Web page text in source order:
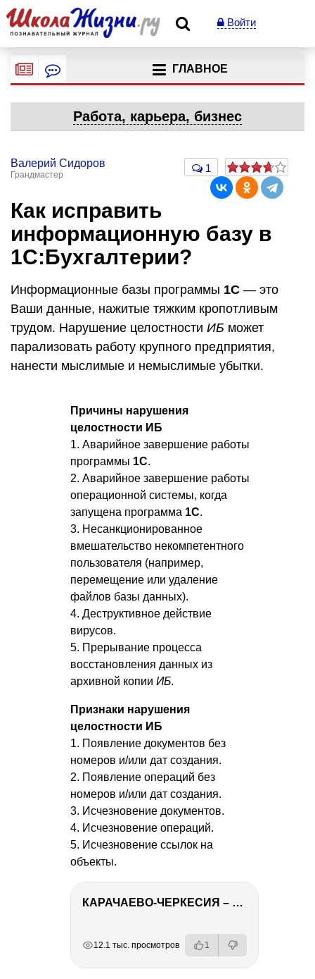
Войти
ГЛАВНОЕ
Работа, карьера, бизнес
Валерий Сидоров
Грандмастер
1
Как исправить
информационную базу в
1С:Бухгалтерии?
Информационные базы программы 1С — это
Ваши данные, нажитые тяжким кропотливым
трудом. Нарушение целостности ИБ может
парализовать работу крупного предприятия,
нанести мыслимые и немыслимые убытки.
Причины нарушения
целостности ИБ
1. Аварийное завершение работы
программы 1С.
2. Аварийное завершение работы
операционной системы, когда
запущена программа 1С.
3. Несанкционированное
вмешательство некомпетентного
пользователя (например,
перемещение или удаление
файлов базы данных).
4. Деструктивное действие
вирусов.
5. Прерывание процесса
восстановления данных из
архивной копии ИБ.
Признаки нарушения
целостности ИБ
1. Появление документов без
номеров и/или дат создания.
2. Появление операций без
номеров и/или дат создания.
3. Исчезновение документов.
4. Исчезновение операций.
5. Исчезновение ссылок на
объекты.
КАРАЧАЕВО-ЧЕРКЕСИЯ – ПУТЕШЕСТВИЕ НА КАВКАЗ часть 2
12.1 тыс. просмотров 1